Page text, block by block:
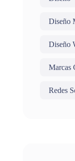
Diseño
Diseño
Marcas
Redes